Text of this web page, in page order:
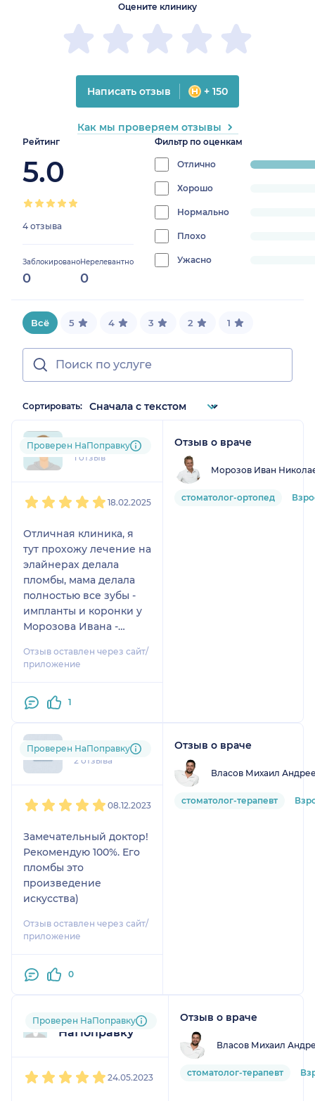
Рейтинг
5.0
4 отзыва
Заблокировано
0
Нерелевантно
0
Фильтр по оценкам
Отлично
progress:
Хорошо
0%
Нормально
0%
Плохо
0%
Ужасно
progress:
Оцените клинику
Написать отзыв + 150
Как мы проверяем отзывы
Всё 5 4 3 2 1
Сортировать:
t_k....@....ru
1 отзыв
Проверен НаПоправку
18.02.2025
Отличная клиника, я
тут прохожу лечение на
элайнерах делала
пломбы, мама делала
полностью все зубы -
импланты и коронки у
Морозова Ивана -
Рекомендую
Отзыв оставлен через сайт/
приложение
1
Отзыв о враче
Морозов Иван
стоматолог-ортопед
Алиса
2 отзыва
Проверен НаПоправку
08.12.2023
Замечательный доктор!
Рекомендую 100%. Его
пломбы это
произведение
искусства)
Отзыв оставлен через сайт/
приложение
0
Отзыв о враче
Власов Михаил
стоматолог-терапевт
Пользователь
НаПоправку
Проверен НаПоправку
24.05.2023
Отзыв о враче
Власов Михаил
стоматолог-терапевт